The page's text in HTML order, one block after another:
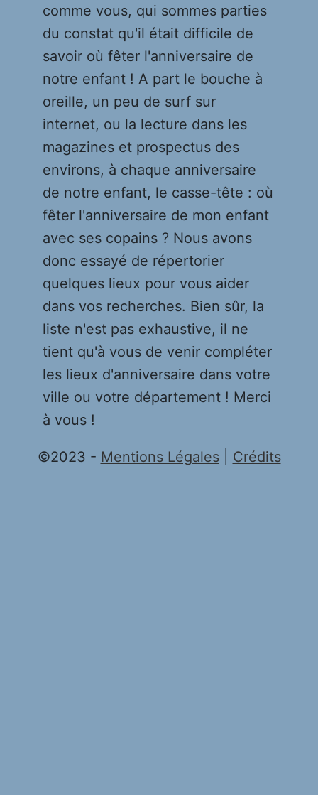
comme vous, qui sommes parties
du constat qu'il était difficile de
savoir où fêter l'anniversaire de
notre enfant ! A part le bouche à
oreille, un peu de surf sur
internet, ou la lecture dans les
magazines et prospectus des
environs, à chaque anniversaire
de notre enfant, le casse-tête : où
fêter l'anniversaire de mon enfant
avec ses copains ? Nous avons
donc essayé de répertorier
quelques lieux pour vous aider
dans vos recherches. Bien sûr, la
liste n'est pas exhaustive, il ne
tient qu'à vous de venir compléter
les lieux d'anniversaire dans votre
ville ou votre département ! Merci
à vous !
©2023 - Mentions Légales| Crédits